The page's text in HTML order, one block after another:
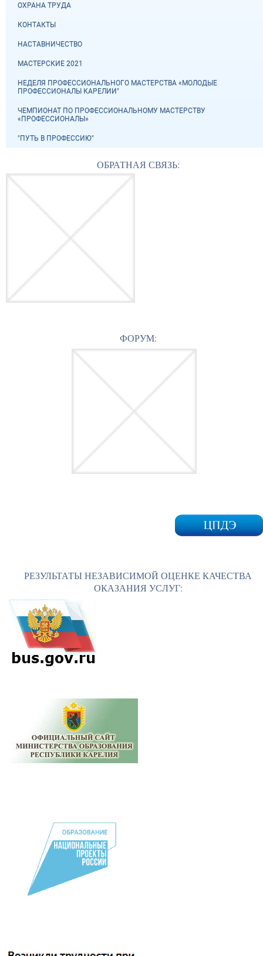
ОХРАНА ТРУДА
КОНТАКТЫ
НАСТАВНИЧЕСТВО
МАСТЕРСКИЕ 2021
НЕДЕЛЯ ПРОФЕССИОНАЛЬНОГО МАСТЕРСТВА «МОЛОДЫЕ
ПРОФЕССИОНАЛЫ КАРЕЛИИ"
ЧЕМПИОНАТ ПО ПРОФЕССИОНАЛЬНОМУ МАСТЕРСТВУ
«ПРОФЕССИОНАЛЫ»
"ПУТЬ В ПРОФЕССИЮ"
ОБРАТНАЯ СВЯЗЬ:
ФОРУМ:
РЕЗУЛЬТАТЫ НЕЗАВИСИМОЙ ОЦЕНКЕ КАЧЕСТВА
ОКАЗАНИЯ УСЛУГ: